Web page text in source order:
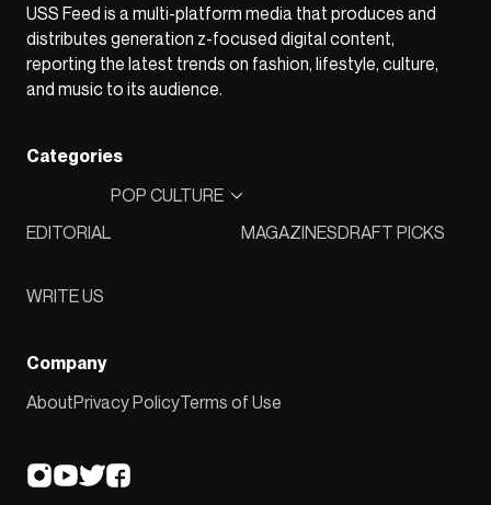
USS Feed is a multi-platform media that produces and
distributes generation z-focused digital content,
reporting the latest trends on fashion, lifestyle, culture,
and music to its audience.
Categories
EDITORIAL
POP CULTURE
MAGAZINESDRAFT PICKS
WRITE US
Company
AboutPrivacy PolicyTerms of Use